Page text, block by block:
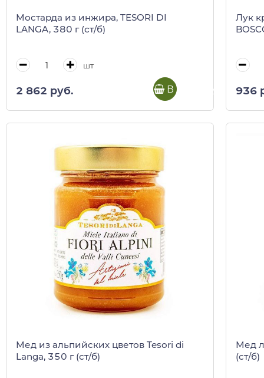
Мостарда из инжира, TESORI DI
LANGA, 380 г (ст/б)
шт
2 862 руб. В корзину
Лук
936
Мед из альпийских цветов Tesori di
Langa, 350 г (ст/б)
Мед
(ст/б)